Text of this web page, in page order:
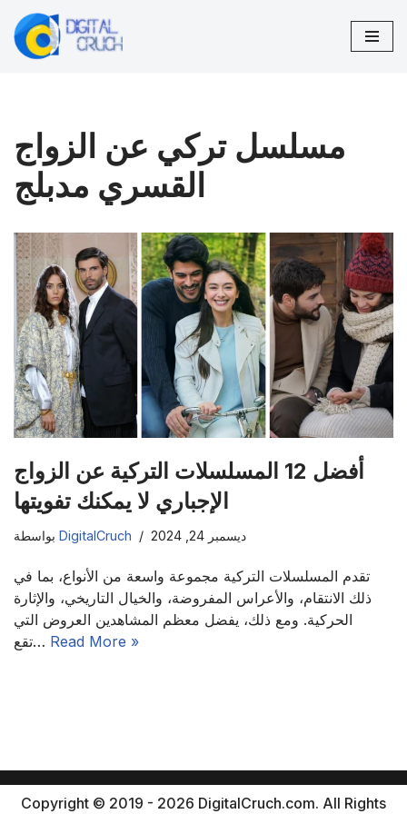
تخطى
مسلسل تركي عن الزواج
القسري مدبلج
أفضل 12 المسلسلات التركية عن الزواج
الإجباري لا يمكنك تفويتها
DigitalCruch ديسمبر 24, 2024
تقدم المسلسلات التركية مجموعة واسعة من الأنواع، بما في
ذلك الانتقام، والأعراس المفروضة، والخيال التاريخي، والإثارة
الحركية. ومع ذلك، يفضل معظم المشاهدين العروض التي
تقع… Read More »
Copyright © 2019 - 2026 DigitalCruch.com. All Rights